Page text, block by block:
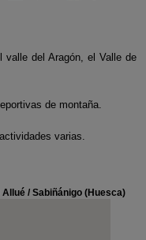
valle del Aragón, el Valle de
de montaña.
varias.
/ Sabiñánigo (Huesca)